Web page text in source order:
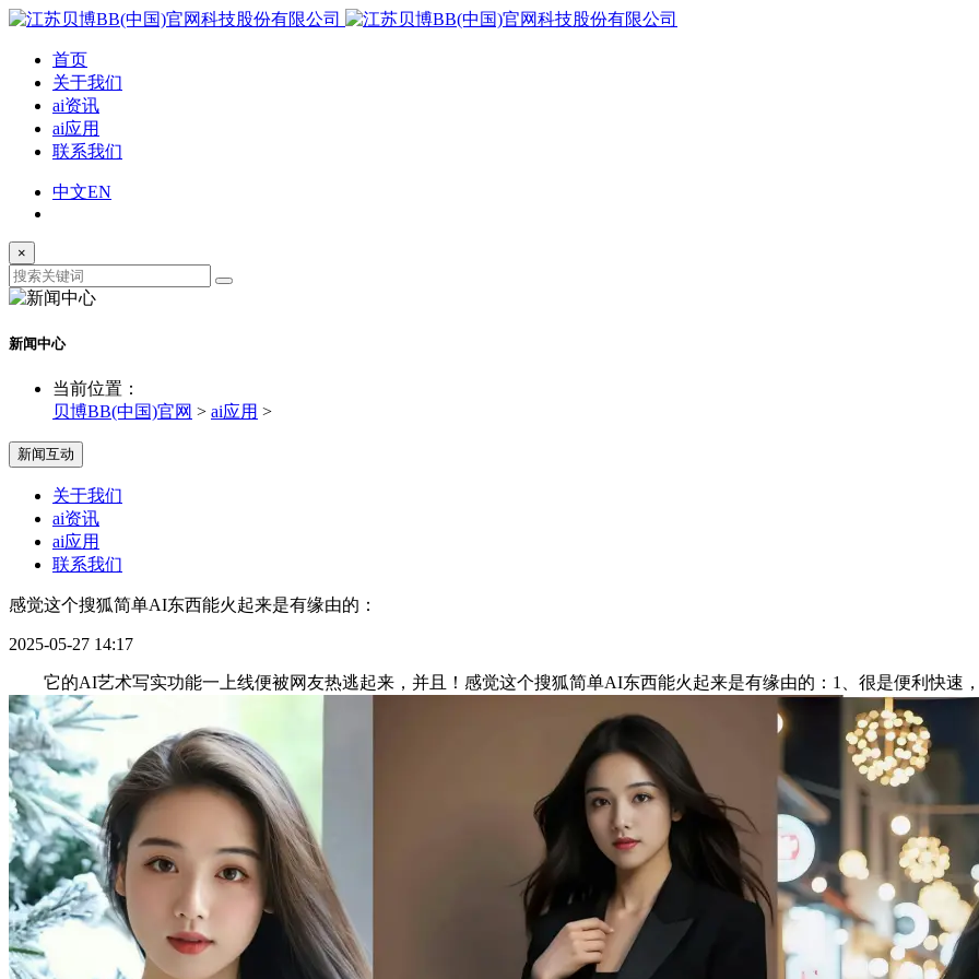
首页
关于我们
ai资讯
ai应用
联系我们
中文EN
×
新闻中心
当前位置：
贝博BB(中国)官网 > ai应用 >
新闻互动
关于我们
ai资讯
ai应用
联系我们
感觉这个搜狐简单AI东西能火起来是有缘由的：
2025-05-27 14:17
它的AI艺术写实功能一上线便被网友热逃起来，并且！感觉这个搜狐简单AI东西能火起来是有缘由的：1、很是便利快速